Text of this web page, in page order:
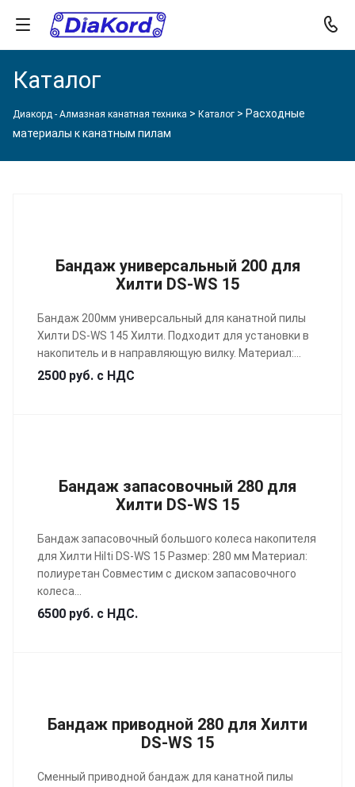
Каталог
Диакорд - Алмазная канатная техника > Каталог > Расходные
материалы к канатным пилам
Бандаж универсальный 200 для
Хилти DS-WS 15
Бандаж 200мм универсальный для канатной пилы
Хилти DS-WS 145 Хилти. Подходит для установки в
накопитель и в направляющую вилку. Материал:...
2500 руб. с НДС
Бандаж запасовочный 280 для
Хилти DS-WS 15
Бандаж запасовочный большого колеса накопителя
для Хилти Hilti DS-WS 15 Размер: 280 мм Материал:
полиуретан Совместим с диском запасовочного
колеса...
6500 руб. с НДС.
Бандаж приводной 280 для Хилти
DS-WS 15
Сменный приводной бандаж для канатной пилы